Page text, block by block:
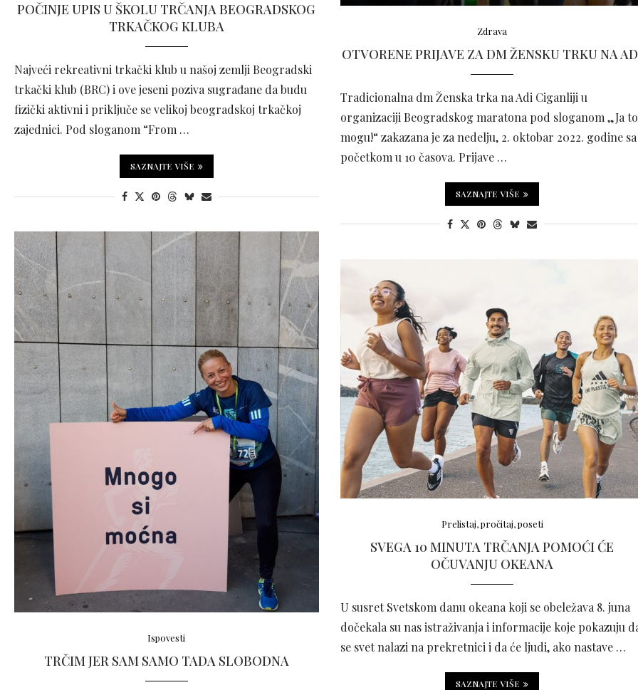
POČINJE UPIS U ŠKOLU TRČANJA BEOGRADSKOG
TRKAČKOG KLUBA
Najveći rekreativni trkački klub u našoj zemlji Beogradski
trkački klub (BRC) i ove jeseni poziva sugrađane da budu
fizički aktivni i priključe se velikoj beogradskoj trkačkoj
zajednici. Pod sloganom “From …
SAZNAJTE VIŠE
Zdrava
OTVORENE PRIJAVE ZA DM ŽENSKU TRKU NA
Tradicionalna dm Ženska trka na Adi Ciganliji u
organizaciji Beogradskog maratona pod sloganom „Ja to
mogu!“ zakazana je za nedelju, 2. oktobar 2022. godine sa
početkom u 10 časova. Prijave …
SAZNAJTE VIŠE
Ispovesti
TRČIM JER SAM SAMO TADA SLOBODNA
Prelistaj, pročitaj, poseti
SVEGA 10 MINUTA TRČANJA POMOĆI ĆE
OČUVANJU OKEANA
U susret Svetskom danu okeana koji se obeležava 8. juna
dočekala su nas istraživanja i informacije koje pokazuju
se svet nalazi na prekretnici i da će ljudi, ako nastave …
SAZNAJTE VIŠE